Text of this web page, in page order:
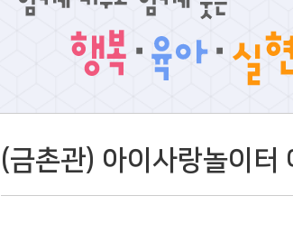
(금촌관) 아이사랑놀이터